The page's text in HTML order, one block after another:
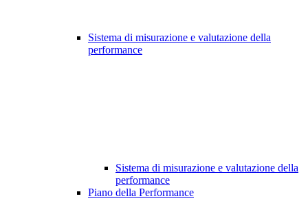
Sistema di misurazione e valutazione della
performance
Sistema di misurazione e valutazione della
performance
Piano della Performance